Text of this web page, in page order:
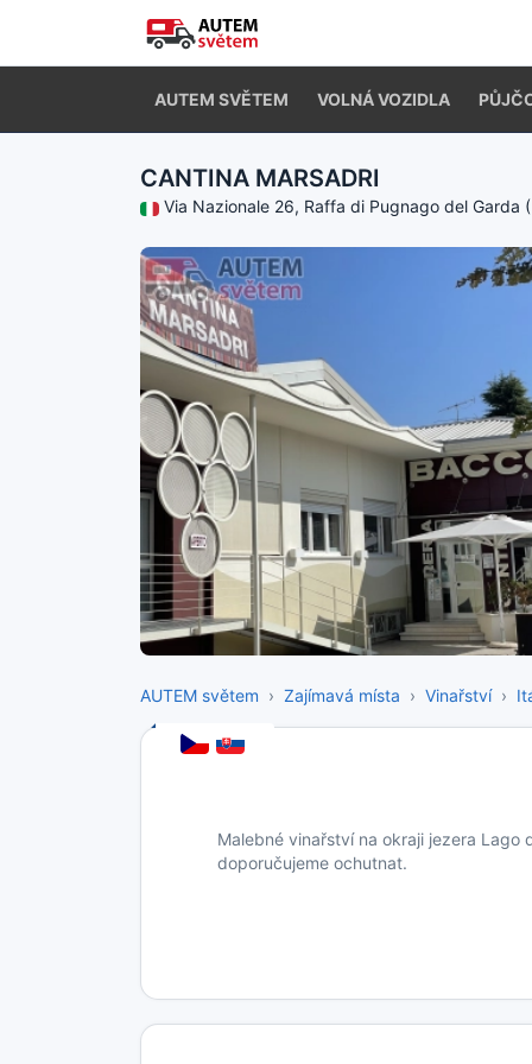
AUTEM SVĚTEM VOLNÁ VOZIDLA
CANTINA MARSADRI
Via Nazionale 26, Raffa di Pugnago del Garda
AUTEM světem Zajímavá místa Vinařství
Malebné vinařství na okraji jezera
doporučujeme ochutnat.